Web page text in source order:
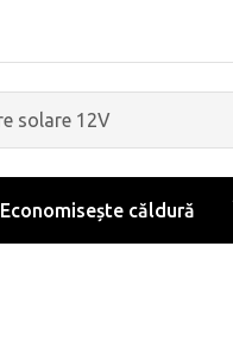
Economisește căldură